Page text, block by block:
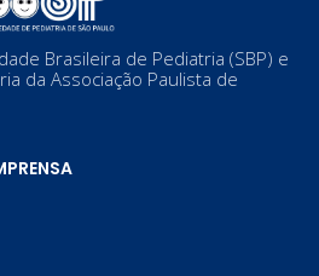
Brasileira de Pediatria (SBP) e
da Associação Paulista de